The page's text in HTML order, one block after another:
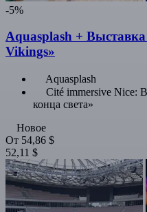
-5%
Aquasplash +
Vikings»
Aquasplash
Cité immersive Nice:
конца света»
Новое
От 54,86 $
52,11 $